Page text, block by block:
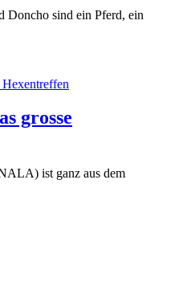
Doncho sind ein Pferd, ein
grosse
ist ganz aus dem